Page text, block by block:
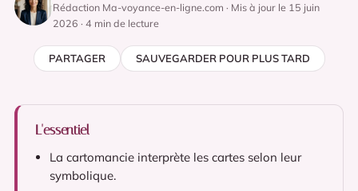
Rédaction Ma-voyance-en-ligne.com · Mis à jour le 15 juin
2026 · 4 min de lecture
PARTAGER SAUVEGARDER POUR PLUS TARD
L'essentiel
La cartomancie interprète les cartes selon leur
symbolique.